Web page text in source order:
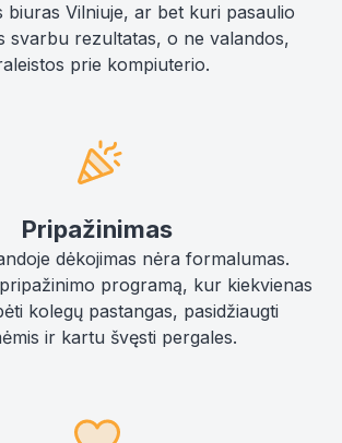
biuras Vilniuje, ar bet kuri pasaulio
svarbu rezultatas, o ne valandos,
prie kompiuterio.
Pripažinimas
dėkojimas nėra formalumas.
programą, kur kiekvienas
kolegų pastangas, pasidžiaugti
ir kartu švęsti pergales.